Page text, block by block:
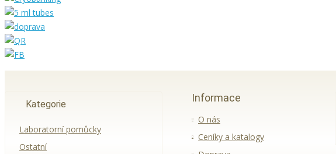
Kategorie
Laboratorní pomůcky
Ostatní
Informace
O nás
Ceníky a katalogy